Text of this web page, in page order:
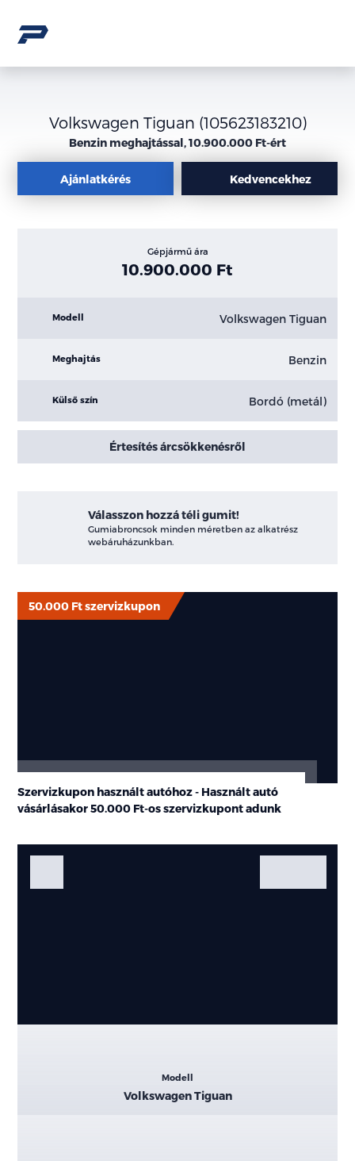
Volkswagen Tiguan (105623183210)
Benzin meghajtással, 10.900.000 Ft-ért
Ajánlatkérés Kedvencekhez
Gépjármű ára
10.900.000 Ft
Modell Volkswagen Tiguan
Meghajtás Benzin
Külső szín Bordó (metál)
Értesítés árcsökkenésről
Válasszon hozzá téli gumit!
Gumiabroncsok minden méretben az alkatrész
webáruházunkban.
Szervizkupon használt autóhoz - Használt autó
vásárlásakor50.000 Ft-osszervizkupont adunk
50.000 Ft szervizkupon
Galéria
Fotók
Modell
Volkswagen Tiguan